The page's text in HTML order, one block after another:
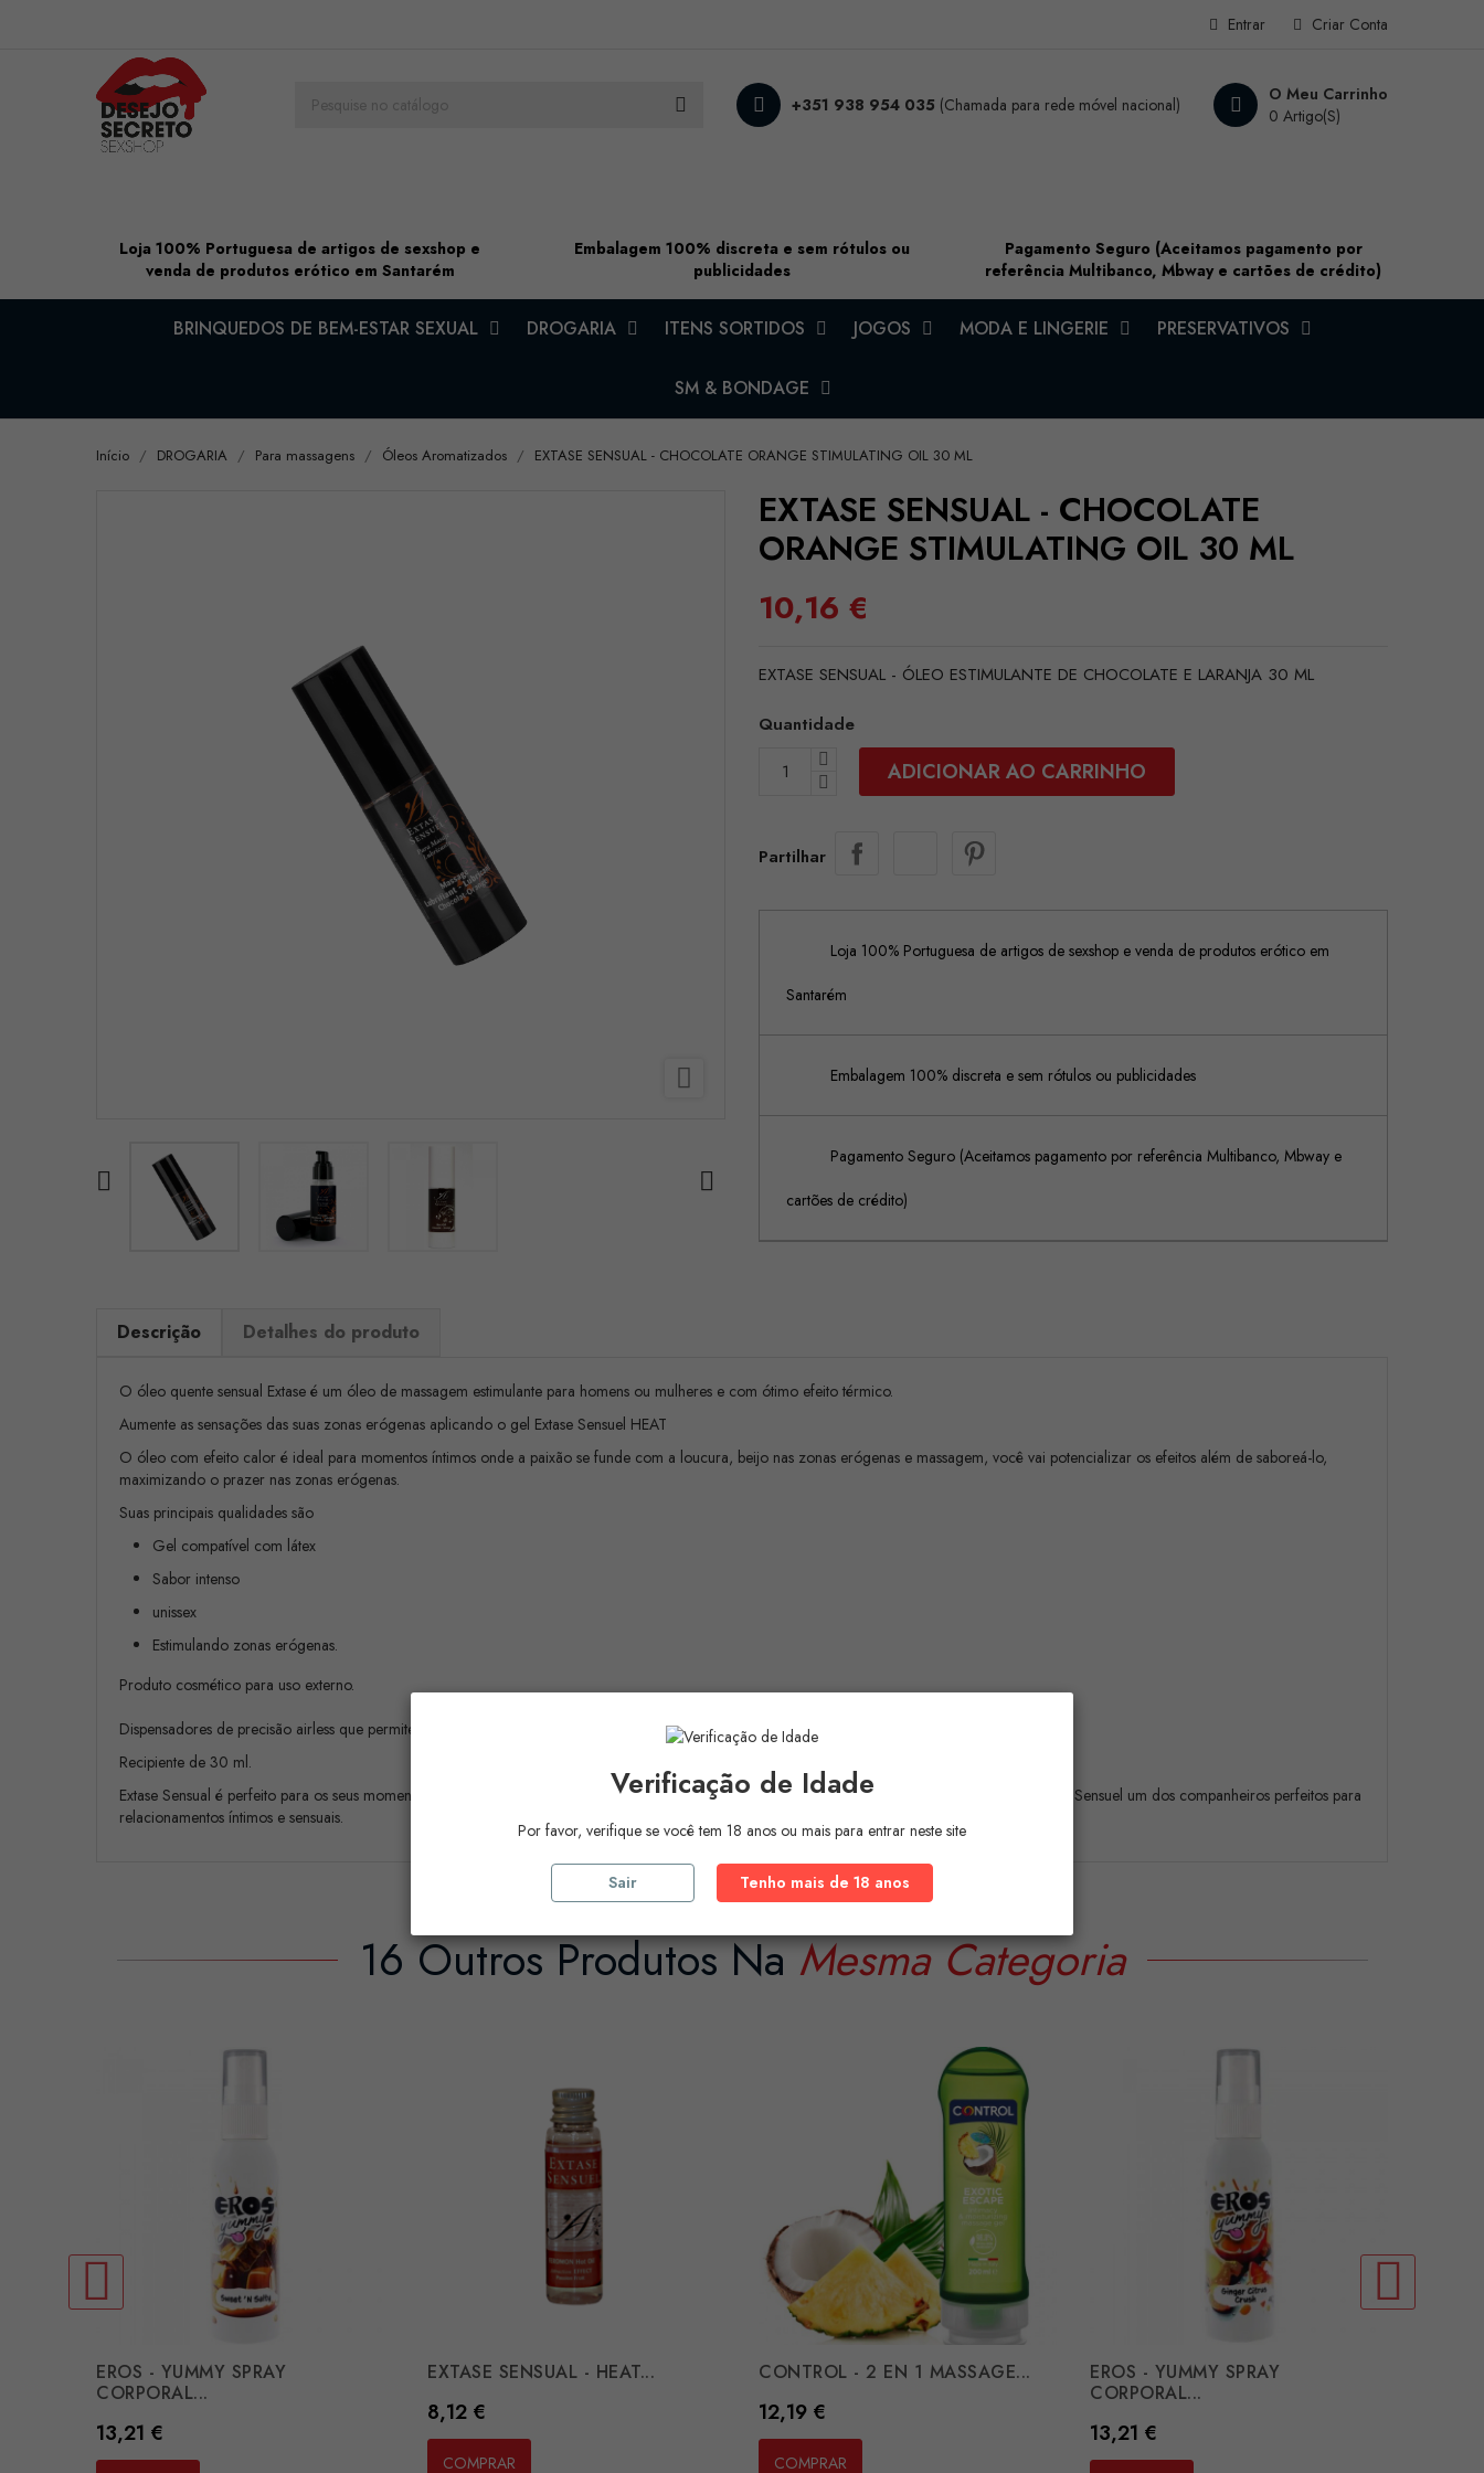
Criar Conta
Entrar
O Meu Carrinho
0 Artigo(s)
+351 938 954 035 (Chamada para rede móvel nacional)
Loja 100% Portuguesa de artigos de sexshop e
venda de produtos erótico em Santarém
Embalagem 100% discreta e sem rótulos ou
publicidades
Pagamento Seguro (Aceitamos pagamento por
referência Multibanco, Mbway e cartões de crédito)
BRINQUEDOS DE BEM-ESTAR SEXUAL DROGARIA ITENS SORTIDOS JOGOS MODA E LINGERIE PRESERVATIVOS
SM & BONDAGE
Início DROGARIA Para massagens Óleos Aromatizados EXTASE SENSUAL - CHOCOLATE ORANGE STIMULATING OIL 30 ML

 
EXTASE SENSUAL - CHOCOLATE
ORANGE STIMULATING OIL 30 ML
10,16 €
EXTASE SENSUAL - ÓLEO ESTIMULANTE DE CHOCOLATE E LARANJA 30 ML
Quantidade
ADICIONAR AO CARRINHO
Partilhar
Loja 100% Portuguesa de artigos de sexshop e venda de produtos erótico em
Santarém
Embalagem 100% discreta e sem rótulos ou publicidades
Pagamento Seguro (Aceitamos pagamento por referência Multibanco, Mbway e
cartões de crédito)
Descrição Detalhes do produto
O óleo quente sensual Extase é um óleo de massagem estimulante para homens ou mulheres e com ótimo efeito térmico.
Aumente as sensações das suas zonas erógenas aplicando o gel Extase Sensuel HEAT
O óleo com efeito calor é ideal para momentos íntimos onde a paixão se funde com a loucura, beijo nas zonas erógenas e massagem, você vai potencializar os efeitos além de saboreá-lo,
maximizando o prazer nas zonas erógenas.
Suas principais qualidades são
Gel compatível com látex
Sabor intenso
unissex
Estimulando zonas erógenas.
Produto cosmético para uso externo.
Dispensadores de precisão airless que permitem a preservação do seu conteúdo.
Recipiente de 30 ml.
Extase Sensual é perfeito para os seus momentos íntimos, os delicados processos de fabricação e os rígidos controles de qualidade fazem do Extase Sensuel um dos companheiros perfeitos para
relacionamentos íntimos e sensuais.
16 Outros Produtos NaMesma Categoria
EROS - YUMMY SPRAY
CORPORAL...
Preço
13,21 €
EXTASE SENSUAL - HEAT...
Preço
8,12 €
COMPRAR
CONTROL - 2 EN 1 MASSAGE...
Preço
12,19 €
COMPRAR
EROS - YUMMY SPRAY
CORPORAL...
Preço
13,21 €
Verificação de Idade
Por favor, verifique se você tem 18 anos ou mais para entrar neste site
Sair Tenho mais de 18 anos